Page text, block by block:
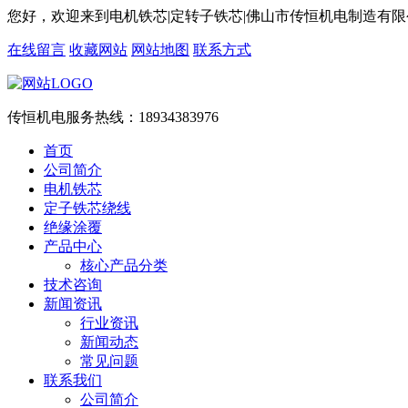
您好，欢迎来到电机铁芯|定转子铁芯|佛山市传恒机电制造有限
在线留言 收藏网站 网站地图 联系方式
传恒机电服务热线： 18934383976
首页
公司简介
电机铁芯
定子铁芯绕线
绝缘涂覆
产品中心
核心产品分类
技术咨询
新闻资讯
行业资讯
新闻动态
常见问题
联系我们
公司简介